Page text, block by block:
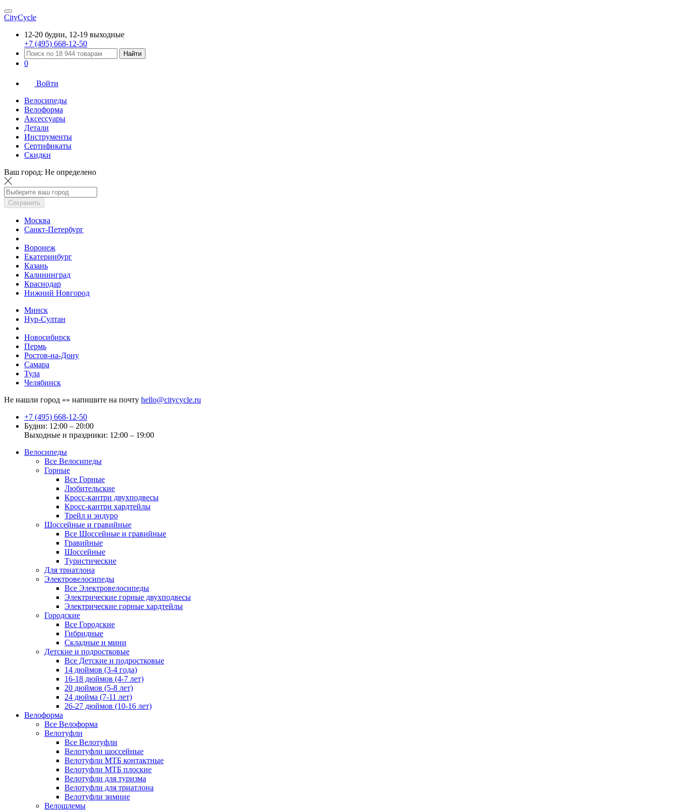
CityCycle
12-20 будни, 12-19 выходные
+7 (495) 668-12-50
Найти
0
Войти
Велосипеды
Велоформа
Аксессуары
Детали
Инструменты
Сертификаты
Скидки
Ваш город: Не определено
Сохранить
Москва
Санкт-Петербург
Воронеж
Екатеринбург
Казань
Калининград
Краснодар
Нижний Новгород
Минск
Нур-Султан
Новосибирск
Пермь
Ростов-на-Дону
Самара
Тула
Челябинск
Не нашли город «» напишите на почту hello@citycycle.ru
+7 (495) 668-12-50
Будни: 12:00 – 20:00
Выходные и праздники: 12:00 – 19:00
Велосипеды
Все Велосипеды
Горные
Все Горные
Любительские
Кросс-кантри двухподвесы
Кросс-кантри хардтейлы
Трейл и эндуро
Шоссейные и гравийные
Все Шоссейные и гравийные
Гравийные
Шоссейные
Туристические
Для триатлона
Электровелосипеды
Все Электровелосипеды
Электрические горные двухподвесы
Электрические горные хардтейлы
Городские
Все Городские
Гибридные
Складные и мини
Детские и подростковые
Все Детские и подростковые
14 дюймов (3-4 года)
16-18 дюймов (4-7 лет)
20 дюймов (5-8 лет)
24 дюйма (7-11 лет)
26-27 дюймов (10-16 лет)
Велоформа
Все Велоформа
Велотуфли
Все Велотуфли
Велотуфли шоссейные
Велотуфли МТБ контактные
Велотуфли МТБ плоские
Велотуфли для туризма
Велотуфли для триатлона
Велотуфли зимние
Велошлемы